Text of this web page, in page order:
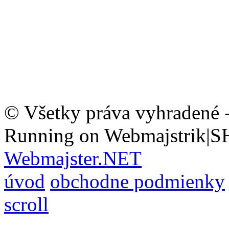
© Všetky práva vyhradené
Running on
Webmajster.NET
úvod obchodne podmienky
scroll